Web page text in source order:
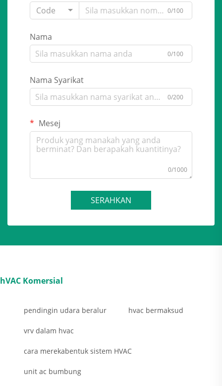
Code
0/100
Nama
0/100
Nama Syarikat
0/200
Mesej
0/1000
SERAHKAN
hVAC Komersial
pendingin udara beralur hvac bermaksud
vrv dalam hvac
cara merekabentuk sistem HVAC
unit ac bumbung